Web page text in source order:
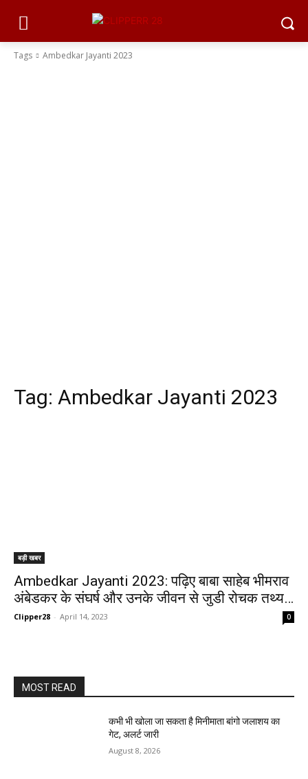
Tags Ambedkar Jayanti 2023
Tag: Ambedkar Jayanti 2023
बड़ी खबर
Ambedkar Jayanti 2023: पढ़िए बाबा साहेब भीमराव
अंबेडकर के संघर्ष और उनके जीवन से जुडी रोचक तथ्य…
Clipper28 - April 14, 2023 0
MOST READ
कभी भी खोला जा सकता है मिनीमाता बांगो जलाशय का
गेट, अलर्ट जारी
August 8, 2026